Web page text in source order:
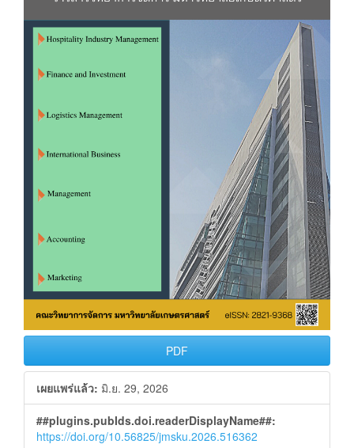
PDF
เผยแพร่แล้ว: มิ.ย. 29, 2026
##plugins.pubIds.doi.readerDisplayName##:
https://doi.org/10.56825/jmsku.2026.516362